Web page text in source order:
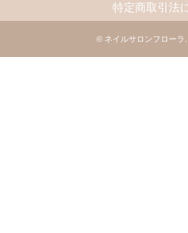
特定商取引法
© ネイルサロンフローラ